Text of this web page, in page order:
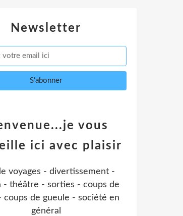
Newsletter
vous
ici avec plaisir
voyages - divertissement -
- théâtre - sorties - coups de
coups de gueule - société en
général